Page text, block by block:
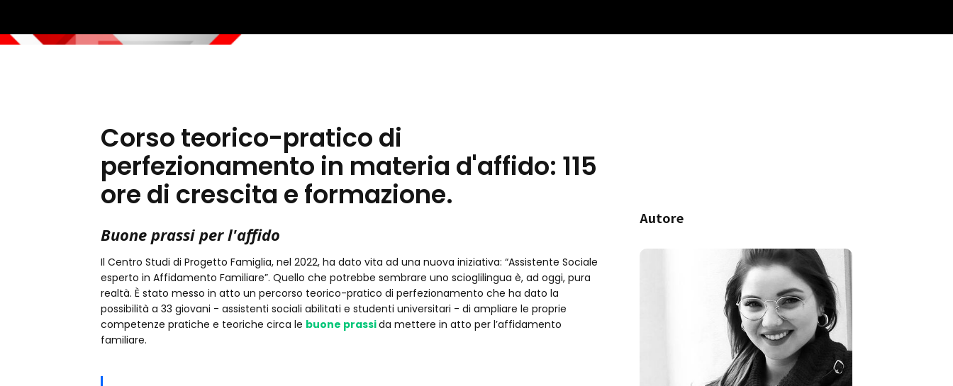
Corso teorico-pratico di
perfezionamento in materia d'affido: 115
ore di crescita e formazione.
Buone prassi per l'affido
Il Centro Studi di Progetto Famiglia, nel 2022, ha dato vita ad una nuova iniziativa: “Assistente Sociale
esperto in Affidamento Familiare”. Quello che potrebbe sembrare uno scioglilingua è, ad oggi, pura
realtà. È stato messo in atto un percorso teorico-pratico di perfezionamento che ha dato la
possibilità a 33 giovani - assistenti sociali abilitati e studenti universitari - di ampliare le proprie
competenze pratiche e teoriche circa le buone prassida mettere in atto per l’affidamento
familiare.
Autore